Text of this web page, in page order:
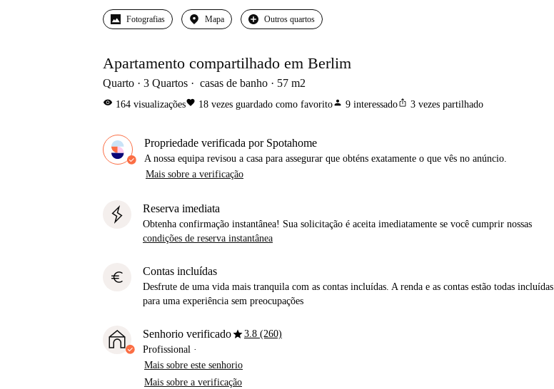
Fotografias Mapa Outros quartos
Apartamento compartilhado em Berlim
Quarto 3 Quartos casas de banho 57 m2
visibility 164 visualizaçõesfavorite 18 vezes guardado como favoritoperson 9 interessadoios_share 3 vezes partilhado
Propriedade verificada por Spotahome
A nossa equipa revisou a casa para assegurar que obténs exatamente o que vês no anúncio.
Mais sobre a verificação
Reserva imediata
Obtenha confirmação instantânea! Sua solicitação é aceita imediatamente se você cumprir nossas
condições de reserva instantânea
euro Contas incluídas
Desfrute de uma vida mais tranquila com as contas incluídas. A renda e as contas estão todas incluídas
para uma experiência sem preocupações
Senhorio verificadostar3.8 (260)
Profissional ·
Mais sobre este senhorio
Mais sobre a verificação